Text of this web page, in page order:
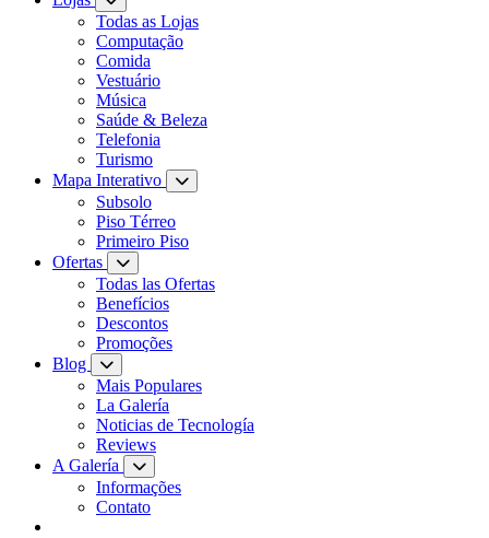
Todas as Lojas
Computação
Comida
Vestuário
Música
Saúde & Beleza
Telefonia
Turismo
Mapa Interativo
Subsolo
Piso Térreo
Primeiro Piso
Ofertas
Todas las Ofertas
Benefícios
Descontos
Promoções
Blog
Mais Populares
La Galería
Noticias de Tecnología
Reviews
A Galería
Informações
Contato